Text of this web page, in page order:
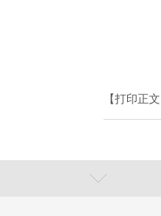
【打印正